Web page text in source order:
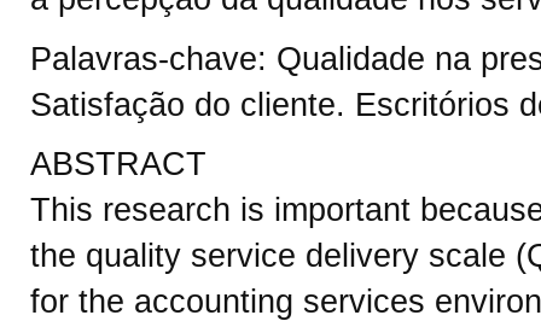
Palavras-chave: Qualidade na
Satisfação do cliente. Escritórios
ABSTRACT
This research is important
the quality service delivery scale
for the accounting services